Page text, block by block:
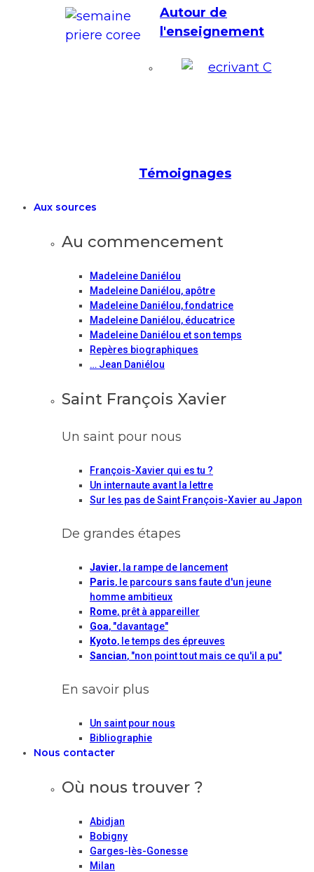
Autour de
l'enseignement
Témoignages
Aux sources
Au commencement
Madeleine Daniélou
Madeleine Daniélou, apôtre
Madeleine Daniélou, fondatrice
Madeleine Daniélou, éducatrice
Madeleine Daniélou et son temps
Repères biographiques
… Jean Daniélou
Saint François Xavier
Un saint pour nous
François-Xavier qui es tu ?
Un internaute avant la lettre
Sur les pas de Saint François-Xavier au Japon
De grandes étapes
Javier, la rampe de lancement
Paris, le parcours sans faute d'un jeune
homme ambitieux
Rome, prêt à appareiller
Goa, "davantage"
Kyoto, le temps des épreuves
Sancian, "non point tout mais ce qu'il a pu"
En savoir plus
Un saint pour nous
Bibliographie
Nous contacter
Où nous trouver ?
Abidjan
Bobigny
Garges-lès-Gonesse
Milan